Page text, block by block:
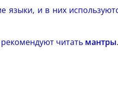
языки, и в них
читать мантры